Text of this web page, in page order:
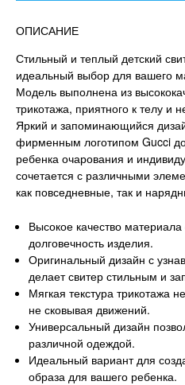
ОПИСАНИЕ
Стильный и теплый детский
идеальный выбор для вашего
Модель выполнена из
трикотажа, приятного к телу
Яркий и запоминающийся
фирменным логотипом Gucci
ребенка очарования и
сочетается с различными
как повседневные, так и
Высокое качество
долговечность изделия.
Оригинальный дизайн с
делает свитер стильным и
Мягкая текстура трикотажа
не сковывая движений.
Универсальный дизайн
различной одеждой.
Идеальный вариант для
образа для вашего ребенка.